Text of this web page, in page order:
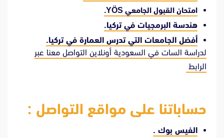
امتحان القبول الجامعي YÖS.
هندسة البرمجيات في تركيا.
أفضل الجامعات التي تدرس العمارة في تركيا.
لدراسة السات في السعودية أونلاين التواصل معنا عبر
الرابط
حساباتنا على مواقع التواصل :
الفيس بوك .